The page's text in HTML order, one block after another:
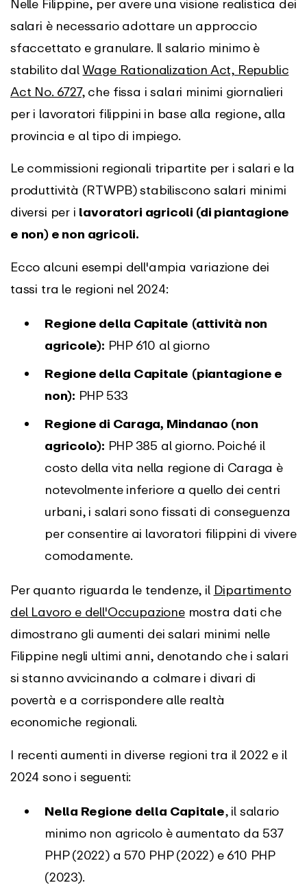
Nelle Filippine, per avere una visione realistica dei
salari è necessario adottare un approccio
sfaccettato e granulare. Il salario minimo è
stabilito dalWage Rationalization Act, Republic
Act No. 6727, che fissa i salari minimi giornalieri
per i lavoratori filippini in base alla regione, alla
provincia e al tipo di impiego.
Le commissioni regionali tripartite per i salari e la
produttività (RTWPB) stabiliscono salari minimi
diversi per i lavoratori agricoli (di piantagione
e non) e non agricoli.
Ecco alcuni esempi dell'ampia variazione dei
tassi tra le regioni nel 2024:
Regione della Capitale (attività non
agricole): PHP 610 al giorno
Regione della Capitale (piantagione e
non): PHP 533
Regione di Caraga, Mindanao (non
agricolo): PHP 385 al giorno. Poiché il
costo della vita nella regione di Caraga è
notevolmente inferiore a quello dei centri
urbani, i salari sono fissati di conseguenza
per consentire ai lavoratori filippini di vivere
comodamente.
Per quanto riguarda le tendenze, il Dipartimento
del Lavoro e dell'Occupazionemostra dati che
dimostrano gli aumenti dei salari minimi nelle
Filippine negli ultimi anni, denotando che i salari
si stanno avvicinando a colmare i divari di
povertà e a corrispondere alle realtà
economiche regionali.
I recenti aumenti in diverse regioni tra il 2022 e il
2024 sono i seguenti:
Nella Regione della Capitale, il salario
minimo non agricolo è aumentato da 537
PHP (2022) a 570 PHP (2022) e 610 PHP
(2023).